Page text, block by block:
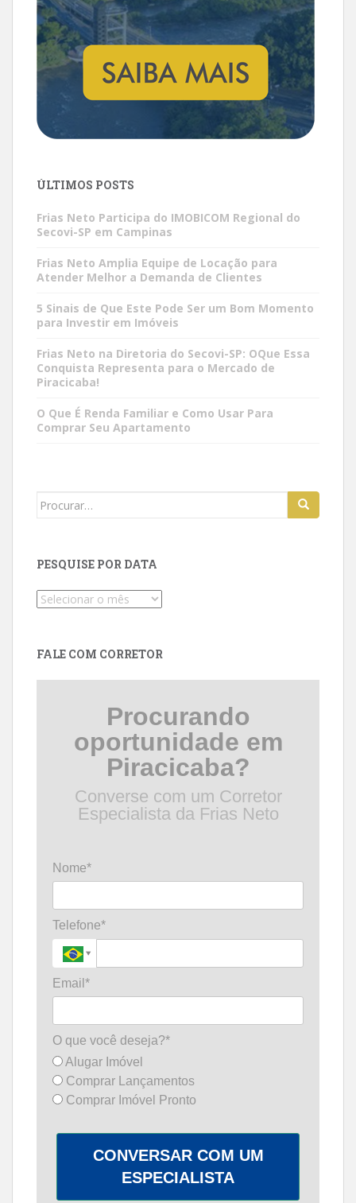
ÚLTIMOS POSTS
Frias Neto Participa do IMOBICOM Regional do
Secovi-SP em Campinas
Frias Neto Amplia Equipe de Locação para
Atender Melhor a Demanda de Clientes
5 Sinais de Que Este Pode Ser um Bom Momento
para Investir em Imóveis
Frias Neto na Diretoria do Secovi-SP: OQue Essa
Conquista Representa para o Mercado de
Piracicaba!
O Que É Renda Familiar e Como Usar Para
Comprar Seu Apartamento
Search
PESQUISE POR DATA
Pesquise
FALE COM CORRETOR
Procurando
oportunidade em
Piracicaba?
Converse com um Corretor
Especialista da Frias Neto
Nome*
Telefone*
Email*
O que você deseja?*
Alugar Imóvel
Comprar Lançamentos
Comprar Imóvel Pronto
CONVERSAR COM UM
ESPECIALISTA